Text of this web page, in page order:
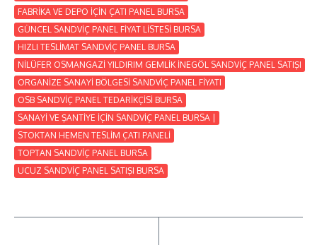
FABRİKA VE DEPO İÇİN ÇATI PANEL BURSA
GÜNCEL SANDVİÇ PANEL FİYAT LİSTESİ BURSA
HIZLI TESLİMAT SANDVİÇ PANEL BURSA
NİLÜFER OSMANGAZİ YILDIRIM GEMLİK İNEGÖL SANDVİÇ PANEL SATIŞI
ORGANİZE SANAYİ BÖLGESİ SANDVİÇ PANEL FİYATI
OSB SANDVİÇ PANEL TEDARİKÇİSİ BURSA
SANAYİ VE ŞANTİYE İÇİN SANDVİÇ PANEL BURSA |
STOKTAN HEMEN TESLİM ÇATI PANELİ
TOPTAN SANDVİÇ PANEL BURSA
UCUZ SANDVİÇ PANEL SATIŞI BURSA